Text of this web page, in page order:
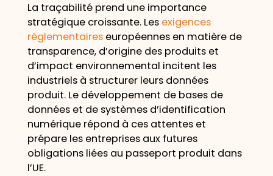
La traçabilité prend une importance
stratégique croissante. Les exigences
réglementaireseuropéennes en matière de
transparence, d’origine des produits et
d’impact environnemental incitent les
industriels à structurer leurs données
produit. Le développement de bases de
données et de systèmes d’identification
numérique répond à ces attentes et
prépare les entreprises aux futures
obligations liées au passeport produit dans
l’UE.